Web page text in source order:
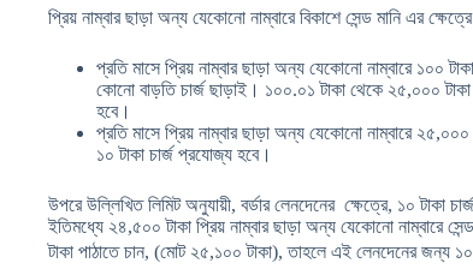
প্রিয় নাম্বার ছাড়া অন্য যেকোনো নাম্বারে বিকাশে সেন্ড মানি এর
প্রতি মাসে প্রিয় নাম্বার ছাড়া অন্য যেকোনো নাম্বারে ১০০
কোনো বাড়তি চার্জ ছাড়াই। ১০০.০১ টাকা থেকে ২৫,০০০ টাকা
হবে।
প্রতি মাসে প্রিয় নাম্বার ছাড়া অন্য যেকোনো নাম্বারে ২৫,০০০
১০ টাকা চার্জ প্রযোজ্য হবে।
উপরে উল্লিখিত লিমিট অনুযায়ী, বর্ডার লেনদেনের ক্ষেত্রে, ১০ টাকা
ইতিমধ্যে ২৪,৫০০ টাকা প্রিয় নাম্বার ছাড়া অন্য যেকোনো নাম্বারে
টাকা পাঠাতে চান, (মোট ২৫,১০০ টাকা), তাহলে এই লেনদেনের জন্য